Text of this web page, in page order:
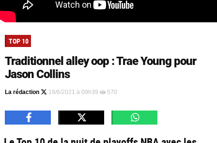
TOP 10
Traditionnel alley oop : Trae Young pour
Jason Collins
La rédaction 19/6/2021 à 09h39 570